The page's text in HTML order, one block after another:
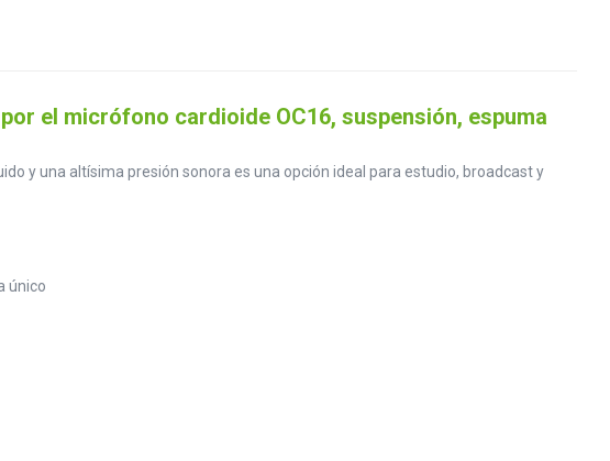
el micrófono cardioide OC16, suspensión, espuma
y una altísima presión sonora es una opción ideal para estudio, broadcast y
único